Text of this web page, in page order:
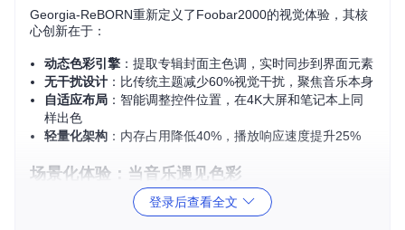
Georgia-ReBORN重新定义了Foobar2000的视觉体验，其核
心创新在于：
动态色彩引擎 ：提取专辑封面主色调，实时同步到界面元素
无干扰设计 ：比传统主题减少60%视觉干扰，聚焦音乐本身
自适应布局 ：智能调整控件位置，在4K大屏和笔记本上同
样出色
轻量化架构 ：内存占用降低40%，播放响应速度提升25%
场景化体验：当音乐遇见色彩
想象这样的场景：深夜播放坂本龙一的《Async》，播放器背
登录后查看全文